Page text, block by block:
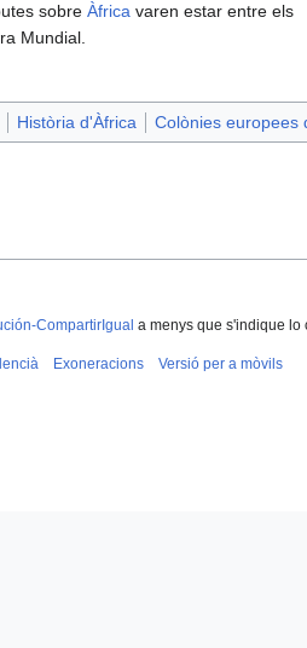
sobre Àfrica varen estar entre els
Mundial.
Història d'Àfrica Colònies europees
CompartirIgual a menys que s'indique lo
Exoneracions Versió per a mòvils